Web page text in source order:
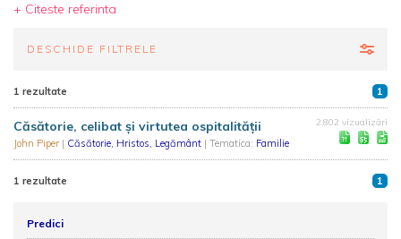
+ Citeste referinta
DESCHIDE FILTRELE
1 rezultate 1
Căsătorie, celibat și virtutea ospitalității
John Piper | Căsătorie, Hristos, Legământ | Tematica: Familie
2.802 vizualizări
1 rezultate 1
Predici